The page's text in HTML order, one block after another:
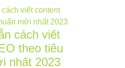
cách viết
theo tiêu
nhất 2023